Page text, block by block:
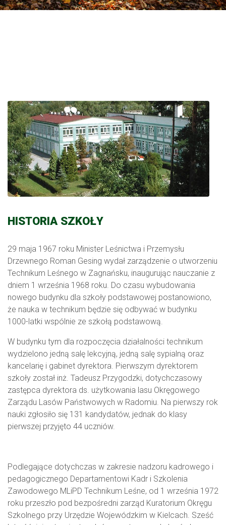
HISTORIA SZKOŁY
29 maja 1967 roku Minister Leśnictwa i Przemysłu
Drzewnego Roman Gesing wydał zarządzenie o utworzeniu
Technikum Leśnego w Zagnańsku, inaugurując nauczanie z
dniem 1 września 1968 roku. Do czasu wybudowania
nowego budynku dla szkoły podstawowej postanowiono,
że nauka w technikum będzie się odbywać w budynku
1000-latki wspólnie ze szkołą podstawową.
W budynku tym dla rozpoczęcia działalności technikum
wydzielono jedną salę lekcyjną, jedną salę sypialną oraz
kancelarię i gabinet dyrektora. Pierwszym dyrektorem
szkoły został inż. Tadeusz Przygodzki, dotychczasowy
zastępca dyrektora ds. użytkowania lasu Okręgowego
Zarządu Lasów Państwowych w Radomiu. Na pierwszy rok
nauki zgłosiło się 131 kandydatów, jednak do klasy
pierwszej przyjęto 44 uczniów.
Podlegające dotychczas w zakresie nadzoru kadrowego i
pedagogicznego Departamentowi Kadr i Szkolenia
Zawodowego MLiPD Technikum Leśne, od 1 września 1972
roku przeszło pod bezpośredni zarząd Kuratorium Okręgu
Szkolnego przy Urzędzie Wojewódzkim w Kielcach. Sześć